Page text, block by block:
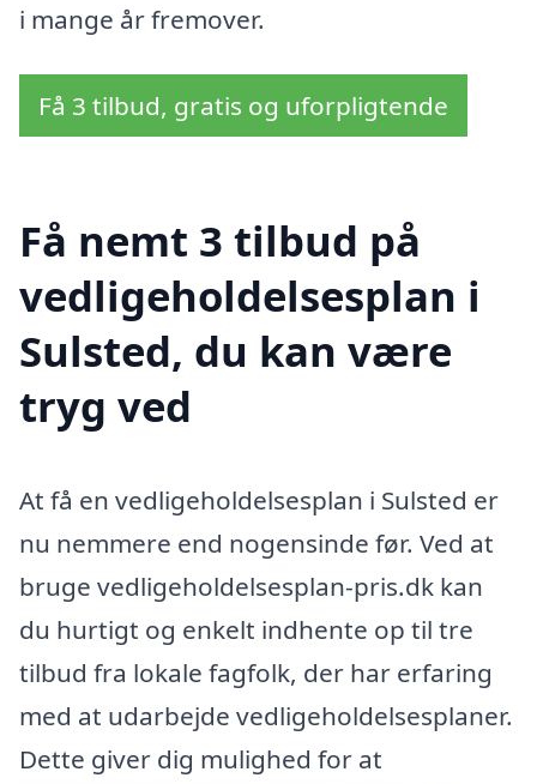
i mange år fremover.
Få 3 tilbud, gratis og uforpligtende
Få nemt 3 tilbud på
vedligeholdelsesplan i
Sulsted, du kan være
tryg ved
At få en vedligeholdelsesplan i Sulsted er
nu nemmere end nogensinde før. Ved at
bruge vedligeholdelsesplan-pris.dk kan
du hurtigt og enkelt indhente op til tre
tilbud fra lokale fagfolk, der har erfaring
med at udarbejde vedligeholdelsesplaner.
Dette giver dig mulighed for at